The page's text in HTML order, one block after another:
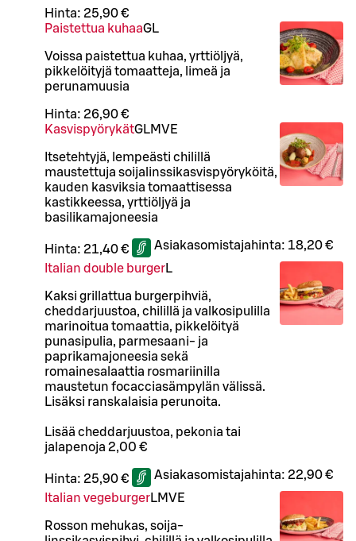
Hinta: 25,90 €
Paistettua kuhaaGL
Voissa paistettua kuhaa, yrttiöljyä,
pikkelöityjä tomaatteja, limeä ja
perunamuusia
Hinta: 26,90 €
KasvispyörykätGLMVE
Itsetehtyjä, lempeästi chilillä
maustettuja soijalinssikasvispyöryköitä,
kauden kasviksia tomaattisessa
kastikkeessa, yrttiöljyä ja
basilikamajoneesia
Hinta: 21,40 € Asiakasomistajahinta: 18,20 €
Italian double burgerL
Kaksi grillattua burgerpihviä,
cheddarjuustoa, chilillä ja valkosipulilla
marinoitua tomaattia, pikkelöityä
punasipulia, parmesaani- ja
paprikamajoneesia sekä
romainesalaattia rosmariinilla
maustetun focacciasämpylän välissä.
Lisäksi ranskalaisia perunoita.
Lisää cheddarjuustoa, pekonia tai
jalapenoja 2,00 €
Hinta: 25,90 € Asiakasomistajahinta: 22,90 €
Italian vegeburgerLMVE
Rosson mehukas, soija-